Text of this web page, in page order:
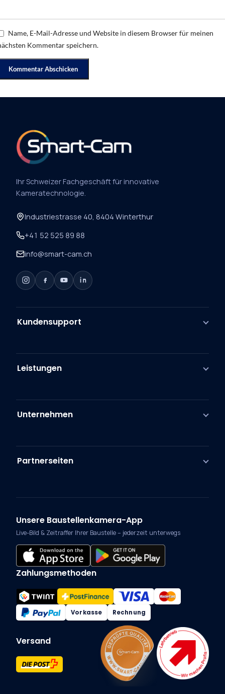
Name, E-Mail-Adresse und Website in diesem Browser für meinen
Kommentar speichern.
Ihr Schweizer Fachgeschäft für innovative
Kameratechnologie.
Industriestrasse 40, 8404 Winterthur
+41 52 525 89 88
info@smart-cam.ch
Kundensupport
Leistungen
Unternehmen
Partnerseiten
Unsere Baustellenkamera-App
Live-Bild & Zeitraffer Ihrer Baustelle – jederzeit unterwegs
Zahlungsmethoden
Vorkasse Rechnung
Versand